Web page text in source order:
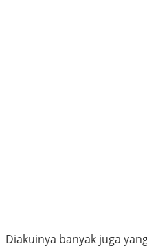
Diakuinya banyak juga